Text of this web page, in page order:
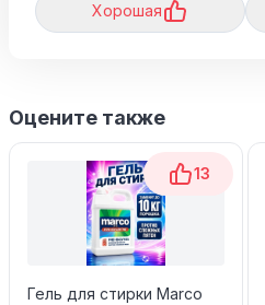
Хорошая
Оцените также
13
Гель для стирки Marco